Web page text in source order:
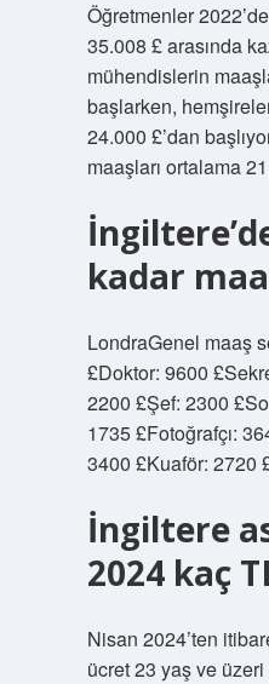
Öğretmenler
35.008 £ arasında
mühendislerin
başlarken,
24.000 £’dan
maaşları ortalama
kadar
LondraGenel maaş
£Doktor: 9600
2200 £Şef: 2300
1735 £Fotoğrafçı:
3400 £Kuaför: 2720
İngiltere
2024 kaç
Nisan 2024’ten
ücret 23 yaş ve